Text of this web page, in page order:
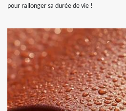
pour rallonger sa durée de vie !